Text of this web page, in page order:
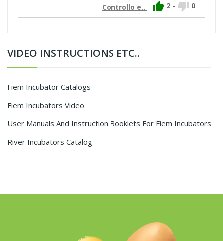
VIDEO INSTRUCTIONS ETC..
Fiem Incubator Catalogs
Fiem Incubators Video
User Manuals And Instruction Booklets For Fiem Incubators
River Incubators Catalog
Controllo e..  2 -  0